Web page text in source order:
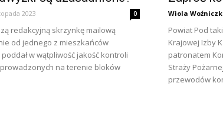
2023 0
redakcyjną skrzynkę mailową
od jednego z mieszkańców
w wątpliwość jakość kontroli
na terenie bloków
Wiola
Powiat Pod
Krajowej Izby
patronatem
Straży
przewodów